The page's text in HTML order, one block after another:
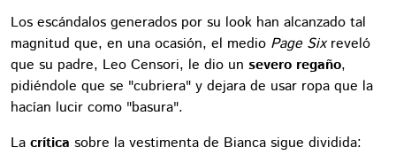
Los escándalos generados por su look han alcanzado tal
magnitud que, en una ocasión, el medio Page Sixreveló
que su padre, Leo Censori, le dio un severo regaño,
pidiéndole que se "cubriera" y dejara de usar ropa que la
hacían lucir como "basura".
La crítica sobre la vestimenta de Bianca sigue dividida: